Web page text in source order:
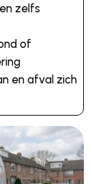
zelfs
of
en afval zich